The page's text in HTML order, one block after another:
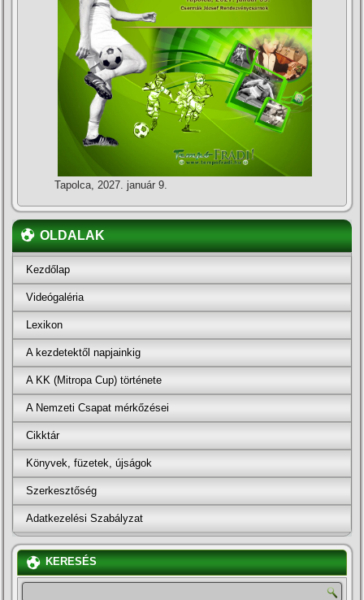
Tapolca, 2027. január 9.
OLDALAK
Kezdőlap
Videógaléria
Lexikon
A kezdetektől napjainkig
A KK (Mitropa Cup) története
A Nemzeti Csapat mérkőzései
Cikktár
Könyvek, füzetek, újságok
Szerkesztőség
Adatkezelési Szabályzat
KERESÉS